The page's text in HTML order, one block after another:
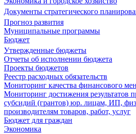
Документы стратегического
Прогноз развития
Муниципальные программы
Бюджет
Утвержденные бюджеты
Отчеты об исполнении бюджета
Проекты бюджетов
Реестр расходных обязательств
Мониторинг качества финансового
Мониторинг достижения результатов
субсидий (грантов) юр. лицам, ИП,
производителям товаров, работ, услуг
Бюджет для граждан
Экономика